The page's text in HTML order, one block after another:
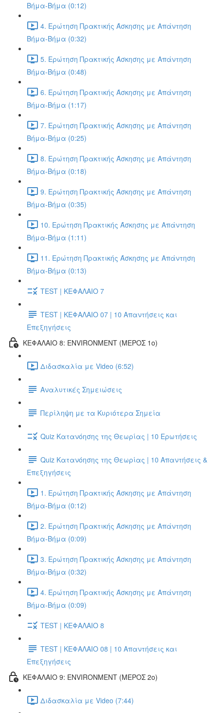
Βήμα-Βήμα (0:12)
4. Ερώτηση Πρακτικής Άσκησης με Απάντηση
Βήμα-Βήμα (0:32)
5. Ερώτηση Πρακτικής Άσκησης με Απάντηση
Βήμα-Βήμα (0:48)
6. Ερώτηση Πρακτικής Άσκησης με Απάντηση
Βήμα-Βήμα (1:17)
7. Ερώτηση Πρακτικής Άσκησης με Απάντηση
Βήμα-Βήμα (0:25)
8. Ερώτηση Πρακτικής Άσκησης με Απάντηση
Βήμα-Βήμα (0:18)
9. Ερώτηση Πρακτικής Άσκησης με Απάντηση
Βήμα-Βήμα (0:35)
10. Ερώτηση Πρακτικής Άσκησης με Απάντηση
Βήμα-Βήμα (1:11)
11. Ερώτηση Πρακτικής Άσκησης με Απάντηση
Βήμα-Βήμα (0:13)
TEST | ΚΕΦΑΛΑΙΟ 7
TEST | ΚΕΦΑΛΑΙΟ 07 | 10 Απαντήσεις και
Επεξηγήσεις
ΚΕΦΑΛΑΙΟ 8: ENVIRONMENT (ΜΕΡΟΣ 1o)
Διδασκαλία με Video (6:52)
Αναλυτικές Σημειώσεις
Περίληψη με τα Κυριότερα Σημεία
Quiz Κατανόησης της Θεωρίας | 10 Ερωτήσεις
Quiz Κατανόησης της Θεωρίας | 10 Απαντήσεις &
Επεξηγήσεις
1. Ερώτηση Πρακτικής Άσκησης με Απάντηση
Βήμα-Βήμα (0:12)
2. Ερώτηση Πρακτικής Άσκησης με Απάντηση
Βήμα-Βήμα (0:09)
3. Ερώτηση Πρακτικής Άσκησης με Απάντηση
Βήμα-Βήμα (0:32)
4. Ερώτηση Πρακτικής Άσκησης με Απάντηση
Βήμα-Βήμα (0:09)
TEST | ΚΕΦΑΛΑΙΟ 8
TEST | ΚΕΦΑΛΑΙΟ 08 | 10 Απαντήσεις και
Επεξηγήσεις
ΚΕΦΑΛΑΙΟ 9: ENVIRONMENT (ΜΕΡΟΣ 2o)
Διδασκαλία με Video (7:44)